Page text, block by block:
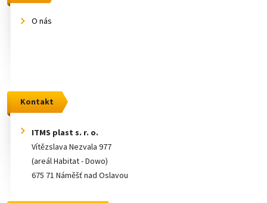
O nás
Kontakt
ITMS plast s. r. o.
Vítězslava Nezvala 977
(areál Habitat - Dowo)
675 71 Náměšť nad Oslavou